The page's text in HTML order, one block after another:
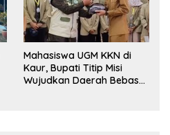
Mahasiswa UGM KKN di
Kaur, Bupati Titip Misi
Wujudkan Daerah Bebas